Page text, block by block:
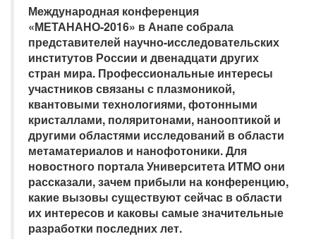
Международная конференция
«МЕТАНАНО-2016» в Анапе собрала
представителей научно-исследовательских
институтов России и двенадцати других
стран мира. Профессиональные интересы
участников связаны с плазмоникой,
квантовыми технологиями, фотонными
кристаллами, поляритонами, нанооптикой и
другими областями исследований в области
метаматериалов и нанофотоники. Для
новостного портала Университета ИТМО они
рассказали, зачем прибыли на конференцию,
какие вызовы существуют сейчас в области
их интересов и каковы самые значительные
разработки последних лет.